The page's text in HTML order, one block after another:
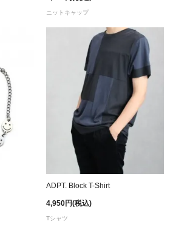
ニットキャップ
ADPT. Block T-Shirt
4,950円(税込)
Tシャツ